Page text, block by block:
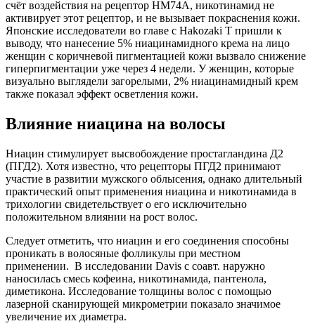
счёт воздействия на рецептор HM74A, никотинамид не
активирует этот рецептор, и не вызывает покраснения кожи.
Японские исследователи во главе с Hakozaki T пришли к
выводу, что нанесение 5% ниацинамидного крема на лицо
женщин с коричневой пигментацией кожи вызвало снижение
гиперпигментации уже через 4 недели. У женщин, которые
визуально выглядели загорелыми, 2% ниацинамидный крем
также показал эффект осветления кожи.
Влияние ниацина на волосы
Ниацин стимулирует высвобождение простагландина Д2
(ПГД2). Хотя известно, что рецепторы ПГД2 принимают
участие в развитии мужского облысения, однако длительный
практический опыт применения ниацина и никотинамида в
трихологии свидетельствует о его исключительно
положительном влиянии на рост волос.
Следует отметить, что ниацин и его соединения способны
проникать в волосяные фолликулы при местном
применении. В исследовании Davis c cоавт. наружно
наносилась смесь кофеина, никотинамида, пантенола,
диметикона. Исследование толщины волос с помощью
лазерной сканирующей микрометрии показало значимое
увеличение их диаметра.